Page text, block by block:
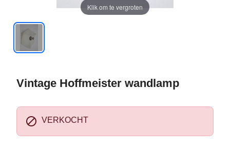
Klik om te vergroten
Vintage Hoffmeister wandlamp
 VERKOCHT